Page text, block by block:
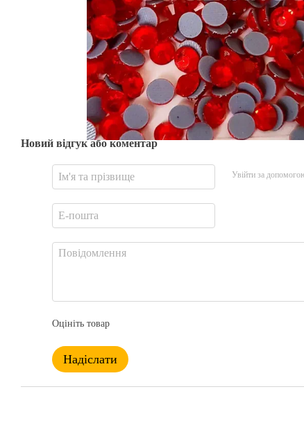
Новий відгук або коментар
Увійти за
Оцініть товар
Надіслати